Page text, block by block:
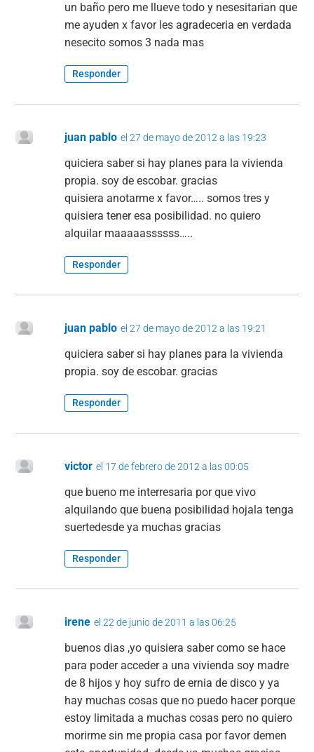
un baño pero me llueve todo y nesesitarian que
me ayuden x favor les agradeceria en verdada
nesecito somos 3 nada mas
Responder
juan pablo el 27 de mayo de 2012 a las 19:23
quiciera saber si hay planes para la vivienda
propia. soy de escobar. gracias
quisiera anotarme x favor….. somos tres y
quisiera tener esa posibilidad. no quiero
alquilar maaaaassssss…..
Responder
juan pablo el 27 de mayo de 2012 a las 19:21
quiciera saber si hay planes para la vivienda
propia. soy de escobar. gracias
Responder
victor el 17 de febrero de 2012 a las 00:05
que bueno me interresaria por que vivo
alquilando que buena posibilidad hojala tenga
suertedesde ya muchas gracias
Responder
irene el 22 de junio de 2011 a las 06:25
buenos dias ,yo quisiera saber como se hace
para poder acceder a una vivienda soy madre
de 8 hijos y hoy sufro de ernia de disco y ya
hay muchas cosas que no puedo hacer porque
estoy limitada a muchas cosas pero no quiero
morirme sin me propia casa por favor demen